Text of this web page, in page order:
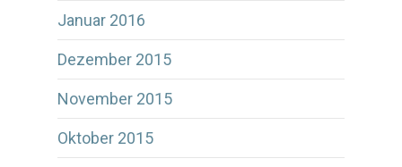
Januar 2016
Dezember 2015
November 2015
Oktober 2015